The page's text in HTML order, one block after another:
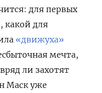
для первых
какой для
«движуха»
мечта,
ли захотят
Маск уже